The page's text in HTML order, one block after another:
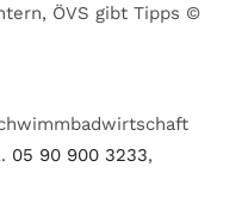
ÖVS gibt Tipps ©
05 90 900 3233,